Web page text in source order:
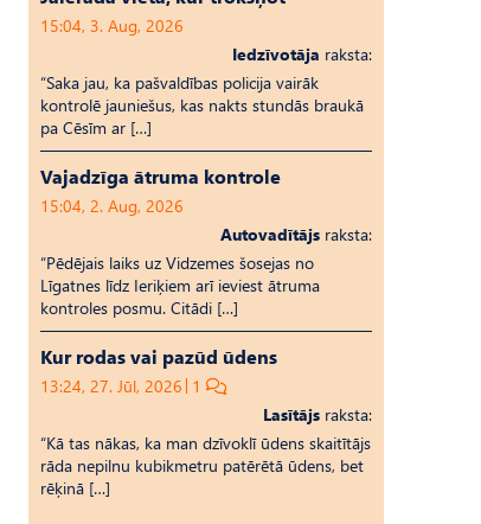
15:04, 3. Aug, 2026
Iedzīvotāja raksta:
“Saka jau, ka pašvaldības policija vairāk
kontrolē jauniešus, kas nakts stundās braukā
pa Cēsīm ar […]
Vajadzīga ātruma kontrole
15:04, 2. Aug, 2026
Autovadītājs raksta:
“Pēdējais laiks uz Vid­ze­mes šosejas no
Līgatnes līdz Ieriķiem arī ieviest ātruma
kontroles posmu. Citādi […]
Kur rodas vai pazūd ūdens
13:24, 27. Jūl, 2026 1
Lasītājs raksta:
“Kā tas nākas, ka man dzīvoklī ūdens skaitītājs
rāda nepilnu kubikmetru patērētā ūdens, bet
rēķinā […]